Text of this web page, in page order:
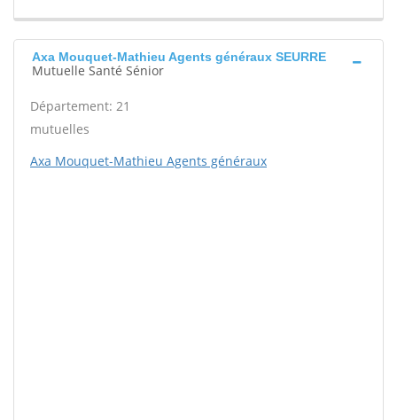
Axa Mouquet-Mathieu Agents généraux SEURRE
Mutuelle Santé Sénior
Département: 21
mutuelles
Axa Mouquet-Mathieu Agents généraux